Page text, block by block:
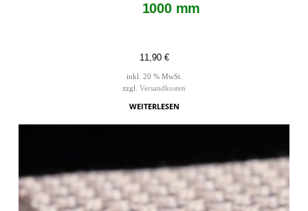
1000 mm
11,90 €
inkl. 20 % MwSt.
zzgl. Versandkosten
WEITERLESEN